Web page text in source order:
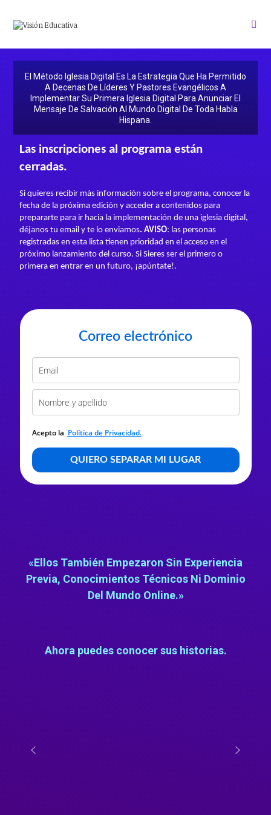
El Método Iglesia Digital Es La Estrategia Que Ha Permitido
A Decenas De Líderes Y Pastores Evangélicos A
Implementar Su Primera Iglesia Digital Para Anunciar El
Mensaje De Salvación Al Mundo Digital De Toda Habla
Hispana.
Las inscripciones al programa están
cerradas.
Siquieres recibir más información sobre el programa, conocer la
fecha de la próxima edición y acceder a contenidos para
prepararte para ir hacia la implementación de una iglesia digital,
déjanos tu email y te lo enviamos. AVISO: las personas
registradas enesta lista tienen prioridad en el acceso en el
próximo lanzamiento del curso.Si Sieres ser el primero o
primera en entrar en un futuro, ¡apúntate!.
Correo electrónico
Acepto la Política de Privacidad.
QUIERO SEPARAR MI LUGAR
«Ellos También Empezaron Sin Experiencia
Previa, Conocimientos Técnicos Ni Dominio
Del Mundo Online.»
Ahora puedes conocer sus historias.